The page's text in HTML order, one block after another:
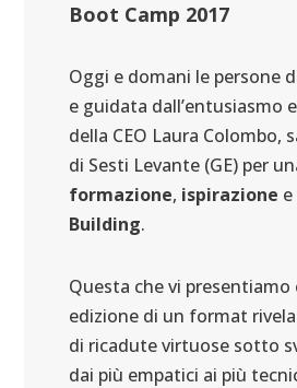
Boot Camp 2017
Oggi e domani le persone
e guidata dall’entusiasmo
della CEO Laura Colombo,
di Sesti Levante (GE) per
formazione, ispirazione e
Building.
Questa che vi presentiamo
edizione di un format
di ricadute virtuose sotto
dai più empatici ai più